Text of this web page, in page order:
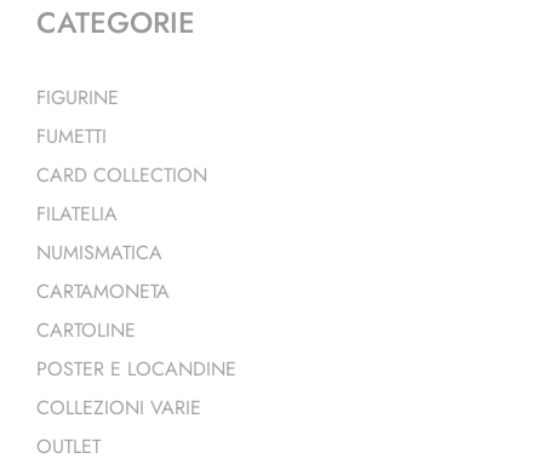
CATEGORIE
FIGURINE
FUMETTI
CARD COLLECTION
FILATELIA
NUMISMATICA
CARTAMONETA
CARTOLINE
POSTER E LOCANDINE
COLLEZIONI VARIE
OUTLET